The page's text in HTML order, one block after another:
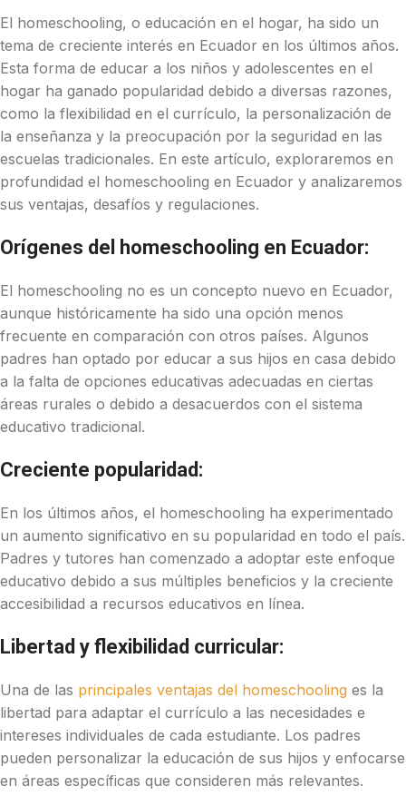
El homeschooling, o educación en el hogar, ha sido un
tema de creciente interés en Ecuador en los últimos años.
Esta forma de educar a los niños y adolescentes en el
hogar ha ganado popularidad debido a diversas razones,
como la flexibilidad en el currículo, la personalización de
la enseñanza y la preocupación por la seguridad en las
escuelas tradicionales. En este artículo, exploraremos en
profundidad el homeschooling en Ecuador y analizaremos
sus ventajas, desafíos y regulaciones.
Orígenes del homeschooling en Ecuador:
El homeschooling no es un concepto nuevo en Ecuador,
aunque históricamente ha sido una opción menos
frecuente en comparación con otros países. Algunos
padres han optado por educar a sus hijos en casa debido
a la falta de opciones educativas adecuadas en ciertas
áreas rurales o debido a desacuerdos con el sistema
educativo tradicional.
Creciente popularidad:
En los últimos años, el homeschooling ha experimentado
un aumento significativo en su popularidad en todo el país.
Padres y tutores han comenzado a adoptar este enfoque
educativo debido a sus múltiples beneficios y la creciente
accesibilidad a recursos educativos en línea.
Libertad y flexibilidad curricular:
Una de las principales ventajas del homeschooling es la
libertad para adaptar el currículo a las necesidades e
intereses individuales de cada estudiante. Los padres
pueden personalizar la educación de sus hijos y enfocarse
en áreas específicas que consideren más relevantes.